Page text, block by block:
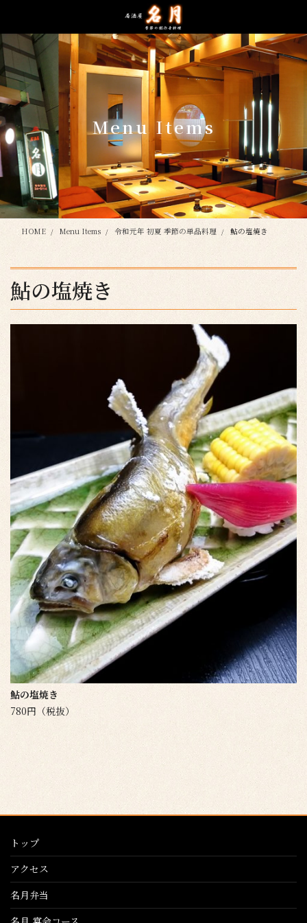
テ
ン
ツ
に
移
動
ゲ
ー
シ
ョ
ン
に
移
動
Menu Items
HOME Menu Items 令和元年 初夏 季節の単品料理 鮎の塩焼き
鮎の塩焼き
鮎の塩焼き
780円（税抜）
トップ
アクセス
名月弁当